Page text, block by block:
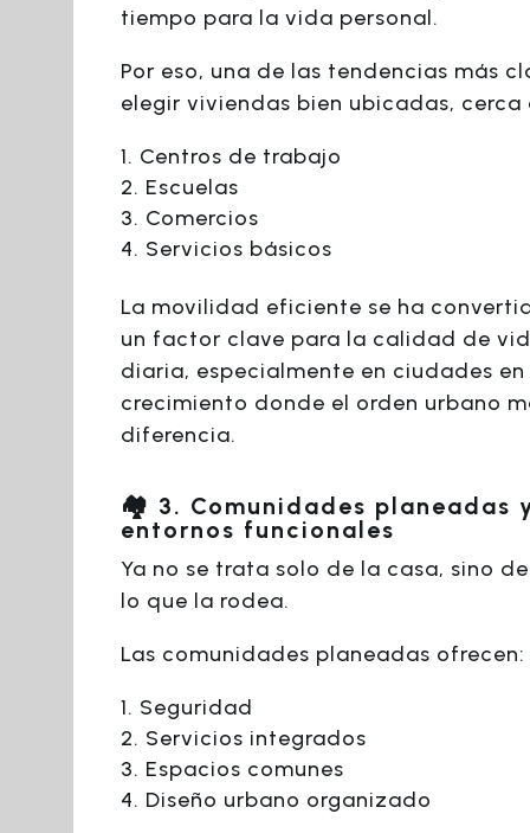
tiempo para la vida personal.
Por eso, una de las tendencias más
elegir viviendas bien ubicadas, cerca
Centros de trabajo
Escuelas
Comercios
Servicios básicos
La movilidad eficiente se ha
un factor clave para la calidad de
diaria, especialmente en ciudades en
crecimiento donde el orden urbano
diferencia.
🏘️ 3. Comunidades planeadas
entornos funcionales
Ya no se trata solo de la casa, sino
lo que la rodea.
Las comunidades planeadas ofrecen:
Seguridad
Servicios integrados
Espacios comunes
Diseño urbano organizado